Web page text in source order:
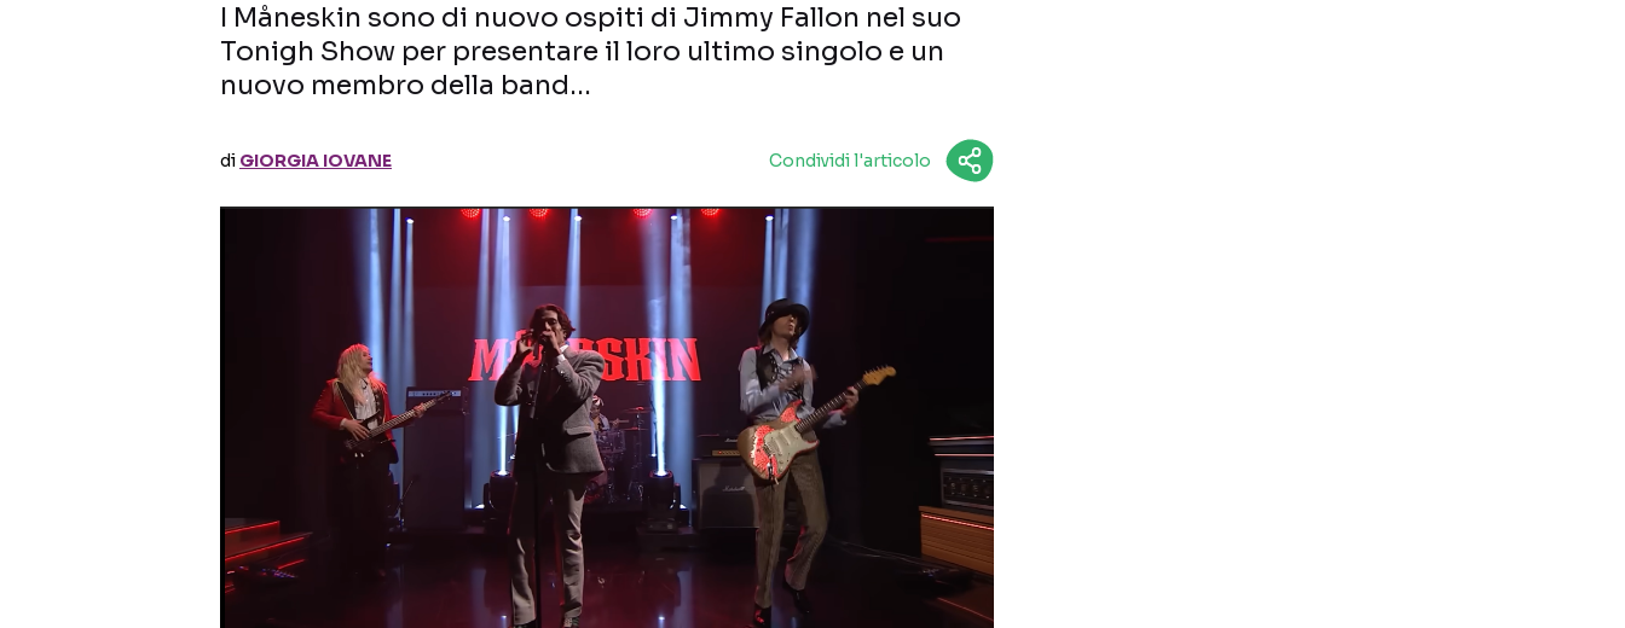
I Måneskin sono di nuovo ospiti di Jimmy Fallon nel suo
Tonigh Show per presentare il loro ultimo singolo e un
nuovo membro della band…
di GIORGIA IOVANE Condividi l'articolo